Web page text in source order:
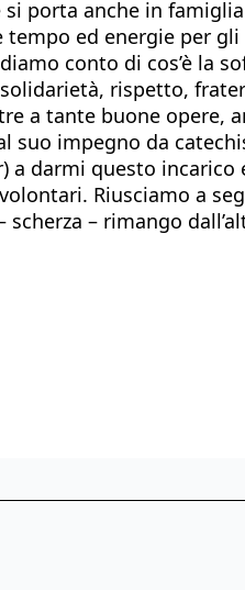
porta anche in
ed energie per
conto di cos’è la
rispetto,
a tante buone opere,
impegno da
a darmi questo
Riusciamo a
– rimango